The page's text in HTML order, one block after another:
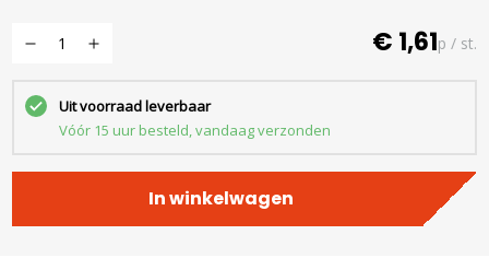
€ 1,61p / st.
Uit voorraad leverbaar
Vóór 15 uur besteld, vandaag verzonden
In winkelwagen